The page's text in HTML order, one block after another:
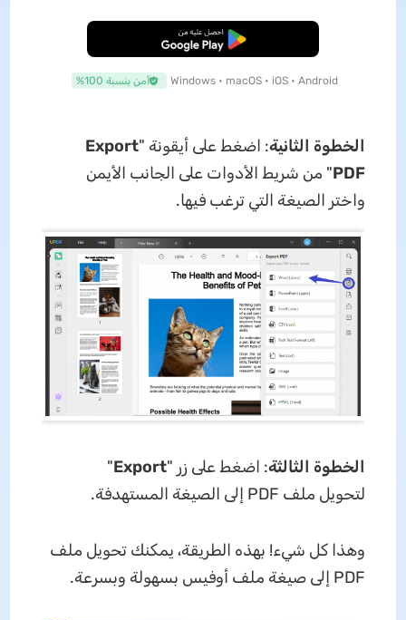
تنزيل مجاني
Windows • macOS • iOS • Android آمن بنسبة 100%
الخطوة الثانية: اضغط على أيقونة "Export
PDF" من شريط الأدوات على الجانب الأيمن
واختر الصيغة التي ترغب فيها.
الخطوة الثالثة: اضغط على زر "Export
"
لتحويل ملف PDF إلى الصيغة المستهدفة.
وهذا كل شيء! بهذه الطريقة، يمكنك تحويل ملف
PDF إلى صيغة ملف أوفيس بسهولة وبسرعة.